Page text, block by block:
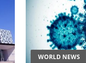
WORLD NEWS